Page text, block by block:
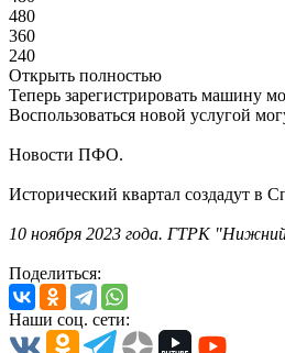
480
360
240
Открыть полностью
Теперь зарегистрировать машину
Воспользоваться новой услугой
Новости ПФО.
Исторический квартал создадут в
10 ноября 2023 года. ГТРК
Поделиться:
Наши соц. сети: